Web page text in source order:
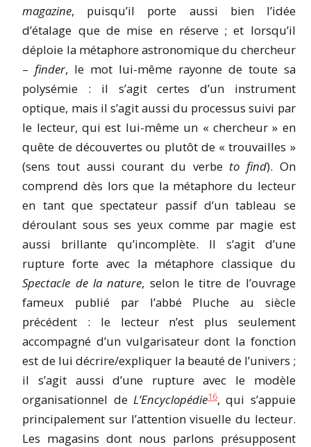
magazine,
puisqu’il porte aussi bien l’idée
d’étalage que de mise en réserve ; et lorsqu’il
déploie la métaphore astronomique du chercheur
–finder, le mot lui-même rayonne de toute sa
polysémie : il s’agit certes d’un instrument
optique, mais il s’agit aussi du processus suivi par
le lecteur, qui est lui-même un « chercheur » en
quête de découvertes ou plutôt de « trouvailles »
(sens tout aussi courant du verbe to find). On
comprend dès lors que la métaphore du lecteur
en tant que spectateur passif d’un tableau se
déroulant sous ses yeux comme par magie est
aussi brillante qu’incomplète. Il s’agit d’une
rupture forte avec la métaphore classique du
Spectacle de la nature, selon le titre de l’ouvrage
fameux publié par l’abbé Pluche au siècle
précédent
: le lecteur n’est plus seulement
accompagné d’un vulgarisateur dont la fonction
est de lui décrire/expliquer la beauté de l’univers ;
il s’agit aussi d’une rupture avec le modèle
organisationnel de L’Encyclopédie16, qui s’appuie
principalement sur l’attention visuelle du lecteur.
Les magasins dont nous parlons présupposent